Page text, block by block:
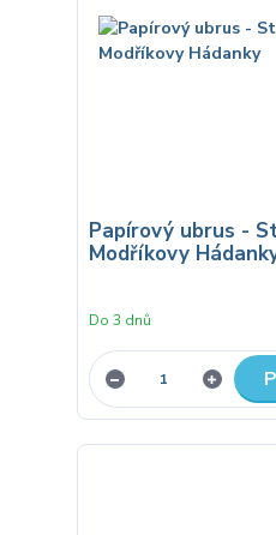
Papírový ubrus -
Modříkovy
Do 3 dnů